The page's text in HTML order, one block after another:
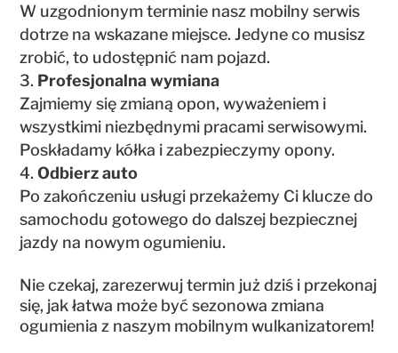
W uzgodnionym terminie nasz mobilny serwis
dotrze na wskazane miejsce. Jedyne co musisz
zrobić, to udostępnić nam pojazd.
Profesjonalna wymiana
Zajmiemy się zmianą opon, wyważeniem i
wszystkimi niezbędnymi pracami serwisowymi.
Poskładamy kółka i zabezpieczymy opony.
Odbierz auto
Po zakończeniu usługi przekażemy Ci klucze do
samochodu gotowego do dalszej bezpiecznej
jazdy na nowym ogumieniu.
Nie czekaj, zarezerwuj termin już dziś i przekonaj
się, jak łatwa może być sezonowa zmiana
ogumienia z naszym mobilnym wulkanizatorem!